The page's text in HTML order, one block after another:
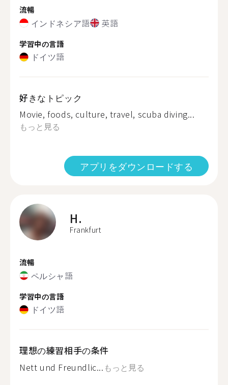
流暢
インドネシア語 英語
学習中の言語
ドイツ語
好きなトピック
Movie, foods, culture, travel, scuba diving...
もっと見る
アプリをダウンロードする
H.
Frankfurt
流暢
ペルシャ語
学習中の言語
ドイツ語
理想の練習相手の条件
Nett und Freundlic... もっと見る